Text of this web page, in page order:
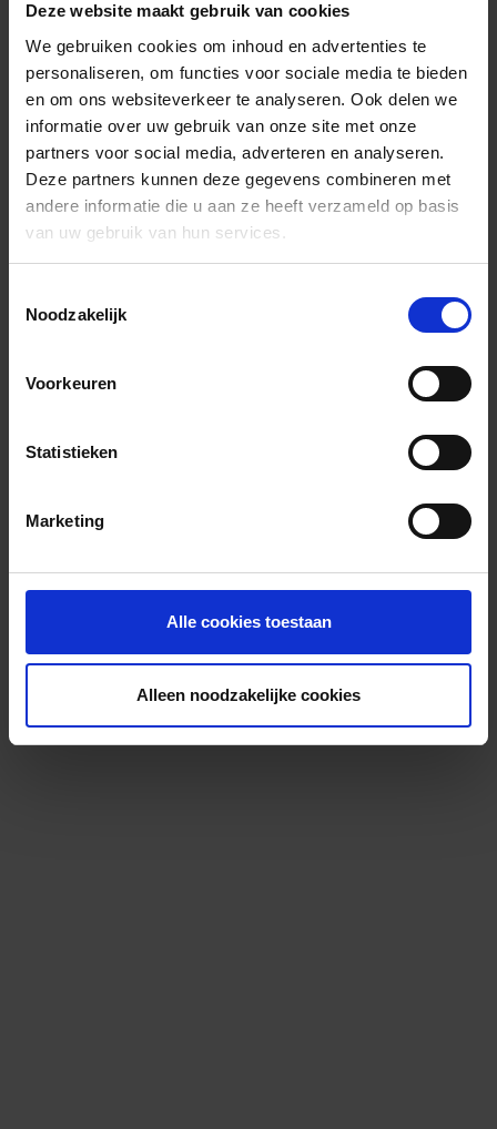
Deze website maakt gebruik van cookies
We gebruiken cookies om inhoud en advertenties te
personaliseren, om functies voor sociale media te bieden
en om ons websiteverkeer te analyseren. Ook delen we
informatie over uw gebruik van onze site met onze
partners voor social media, adverteren en analyseren.
Deze partners kunnen deze gegevens combineren met
andere informatie die u aan ze heeft verzameld op basis
van uw gebruik van hun services.
Noodzakelijk
Voorkeuren
Statistieken
Marketing
Alle cookies toestaan
Alleen noodzakelijke cookies